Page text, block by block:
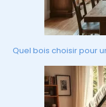
Quel bois choisir pour